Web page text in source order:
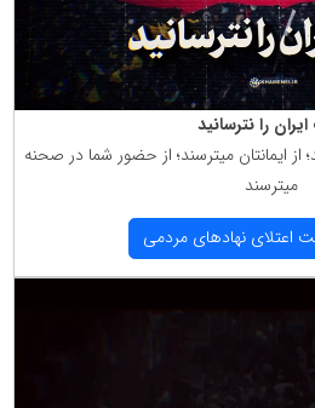
را نترسانید
از ایمانتان میترسند؛ از حضور شما در صحنه
میترسند
اعتلای نهادهای مردمی